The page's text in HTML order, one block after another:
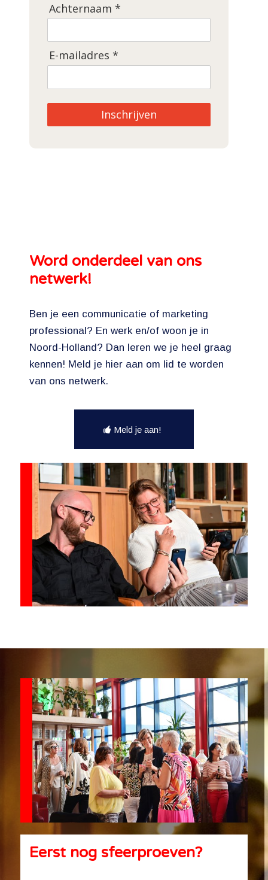
Achternaam *
E-mailadres *
Inschrijven
Word onderdeel van ons
netwerk!
Ben je een communicatie of marketing
professional? En werk en/of woon je in
Noord-Holland? Dan leren we je heel graag
kennen! Meld je hier aan om lid te worden
van ons netwerk.
Meld je aan!
Eerst nog sfeerproeven?